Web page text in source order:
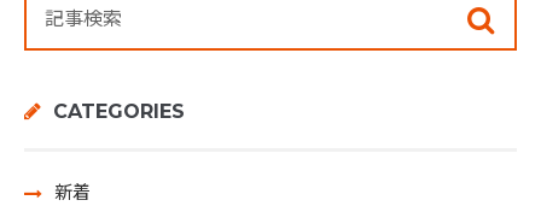
CATEGORIES
新着